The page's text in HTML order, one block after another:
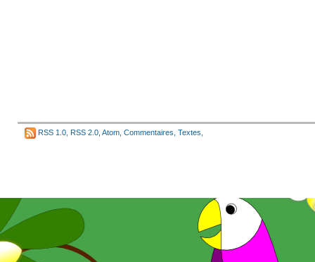
RSS 1.0 RSS 2.0 Atom Commentaires Textes